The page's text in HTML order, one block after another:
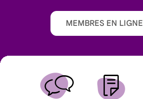
MEMBRES EN LIGNE